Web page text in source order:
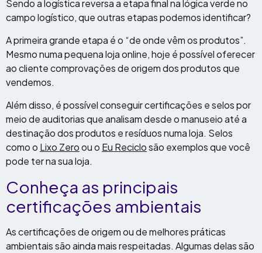
Sendo a logística reversa a etapa final na lógica verde no
campo logístico, que outras etapas podemos identificar?
A primeira grande etapa é o “de onde vêm os produtos”.
Mesmo numa pequena loja online, hoje é possível oferecer
ao cliente comprovações de origem dos produtos que
vendemos.
Além disso, é possível conseguir certificações e selos por
meio de auditorias que analisam desde o manuseio até a
destinação dos produtos e resíduos numa loja. Selos
como o Lixo Zeroou o Eu Reciclosão exemplos que você
pode ter na sua loja.
Conheça as principais
certificações ambientais
As certificações de origem ou de melhores práticas
ambientais são ainda mais respeitadas. Algumas delas são